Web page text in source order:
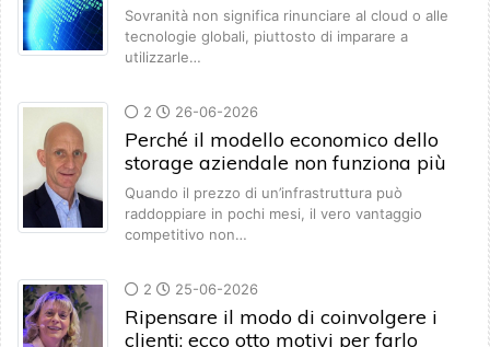
Sovranità non significa rinunciare al cloud o alle
tecnologie globali, piuttosto di imparare a
utilizzarle…
2 26-06-2026
Perché il modello economico dello
storage aziendale non funziona più
Quando il prezzo di un’infrastruttura può
raddoppiare in pochi mesi, il vero vantaggio
competitivo non…
2 25-06-2026
Ripensare il modo di coinvolgere i
clienti: ecco otto motivi per farlo